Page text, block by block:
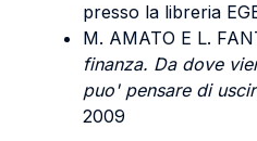
presso la libreria
M. AMATO E L.
finanza. Da dove
puo' pensare di
2009